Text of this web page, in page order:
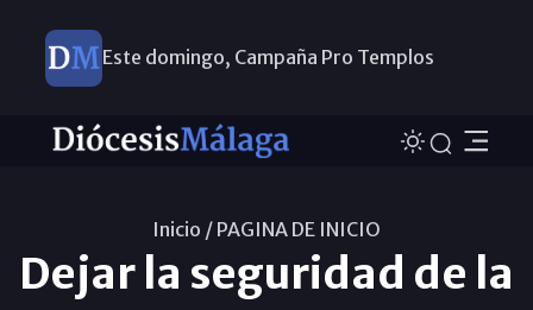
Este domingo, Campaña Pro Templos
Inicio / PAGINA DE INICIO
Dejar la seguridad de la